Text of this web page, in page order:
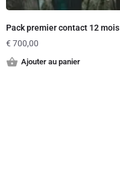
Pack premier contact 12 mois
€ 700,00
Ajouter au panier